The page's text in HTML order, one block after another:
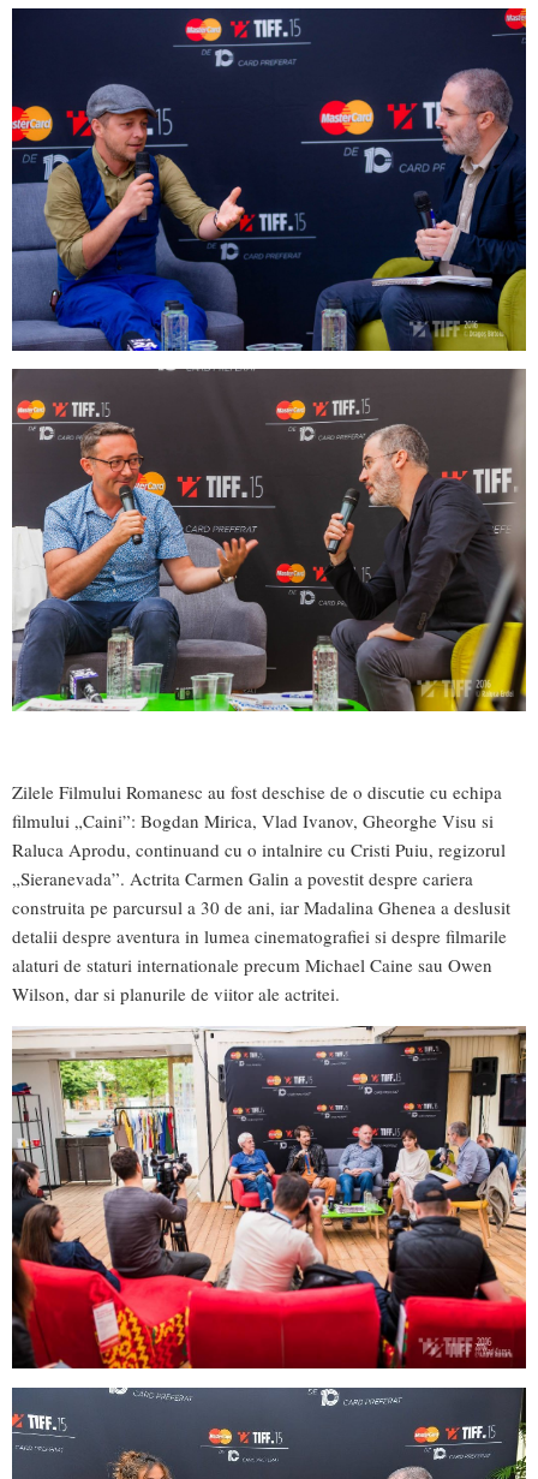
Zilele Filmului Romanesc au fost deschise de o discutie cu echipa
filmului „Caini”: Bogdan Mirica, Vlad Ivanov, Gheorghe Visu si
Raluca Aprodu, continuand cu o intalnire cu Cristi Puiu, regizorul
„Sieranevada”. Actrita Carmen Galin a povestit despre cariera
construita pe parcursul a 30 de ani, iar Madalina Ghenea a deslusit
detalii despre aventura in lumea cinematografiei si despre filmarile
alaturi de staturi internationale precum Michael Caine sau Owen
Wilson, dar si planurile de viitor ale actritei.